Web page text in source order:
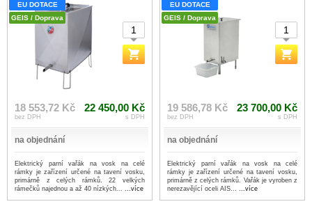
EU DOTACE
GEIS / Doprava
18 553,72 Kč
bez DPH
22 450,00 Kč
s DPH
na objednání
Elektrický parní vařák na vosk na celé
rámky je zařízení určené na tavení vosku,
primárně z celých rámků. 22 velkých
rámečků najednou a až 40 nízkých... ...více
EU DOTACE
GEIS / Doprava
19 586,78 Kč
bez DPH
23 700,00 Kč
s DPH
na objednání
Elektrický parní vařák na vosk na celé
rámky je zařízení určené na tavení vosku,
primárně z celých rámků. Vařák je vyroben z
nerezavějící oceli AIS... ...více